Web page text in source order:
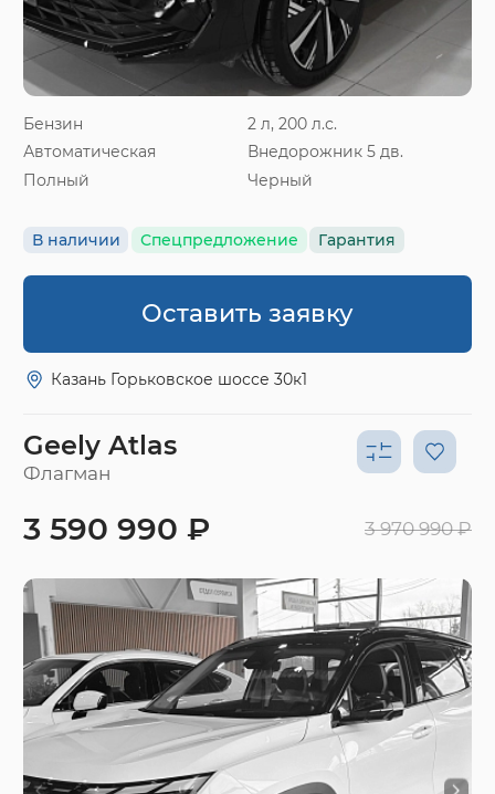
Бензин
2 л, 200 л.с.
Автоматическая
Внедорожник 5 дв.
Полный
Черный
В наличии Спецпредложение Гарантия
Оставить заявку
Казань Горьковское шоссе 30к1
Geely Atlas
Флагман
3 590 990 ₽ 3 970 990 ₽